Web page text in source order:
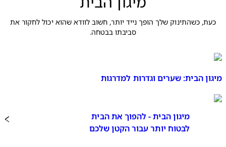
כעת, כשהתינוק שלך הופך נייד יותר, חשוב לוודא שהוא יכול לחקור את
סביבתו בבטחה.
מיגון הבית: שערים וגדרות למדרגות
מיגון הבית - להפוך את הבית
לבטוח יותר עבור הקטן שלכם